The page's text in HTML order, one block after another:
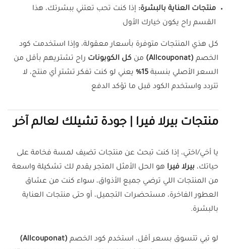
منتجات العناية بالبشرة: إذا كنت تحب تعتني ببشرتك، هذا
القسم راح يكون خيارك الأول
كل هذي المنتجات متوفرة بأسعار معقولة، وإذا استخدمت كود
الخصم (Allcouponat) من كل الكوبونات راح تشتريهم بأقل من
السعر الأصلي بنسبة 15%
يعني لو كنت تفكر تشترِ أي منتج، لا
تتردد واستخدم الكود قبل ما تؤكد الدفع
منتجات بيرلا فيرا | جودة تشيلك لعالم آخر
يا أخي/اختي، إذا كنت تبحث عن منتجات تضيف لمسة فخامة على
حياتك، بيرلا فيرا هو الحل الأمثل المتجر يقدم لك تشكيلة واسعة
من المنتجات اللي ترضي جميع الأذواق، سواء كنت من عشاق
العطور الفاخرة، مستحضرات التجميل، أو حتى منتجات العناية
بالبشرة.
لو تبي تتسوق بسعر أقل، استخدم كود الخصم (Allcouponat)